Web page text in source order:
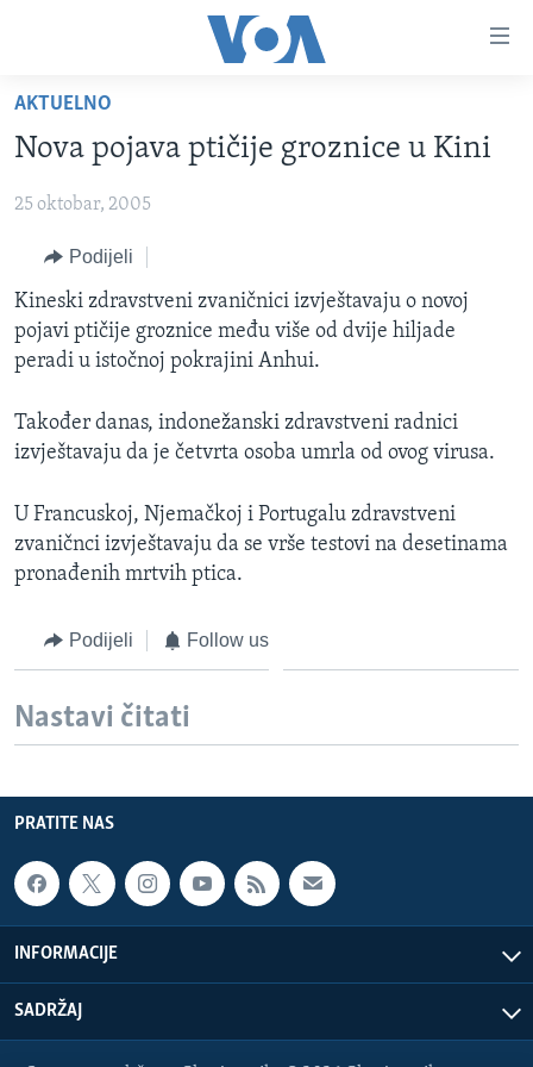
glavni
sadržaj
na
navigaciju
Idi
na
pretragu
FOTOGRAFIJE DANA
VIJESTI
SJEDINJENE AMERIČKE DRŽAVE
BOSNA I HERCEGOVINA
NAUKA I TEHNOLOGIJA
SPECIJALNI PROJEKTI
SLOBODA MEDIJA
ŽENSKA STRANA
IZBJEGLIČKA STRANA
MAGAZIN
PRATITE NAS
AKTUELNO
Nova pojava ptičije groznice u Kini
25 oktobar, 2005
Podijeli
Kineski zdravstveni zvaničnici izvještavaju o novoj
pojavi ptičije groznice među više od dvije hiljade
peradi u istočnoj pokrajini Anhui.
Također danas, indonežanski zdravstveni radnici
izvještavaju da je četvrta osoba umrla od ovog virusa.
U Francuskoj, Njemačkoj i Portugalu zdravstveni
zvaničnci izvještavaju da se vrše testovi na desetinama
pronađenih mrtvih ptica.
Podijeli Follow us
Nastavi čitati
PRATITE NAS
INFORMACIJE
SADRŽAJ